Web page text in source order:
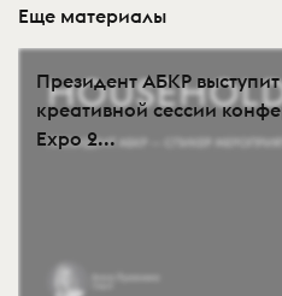
Еще материалы
Президент АБКР
креативной сессии
Expo 2...